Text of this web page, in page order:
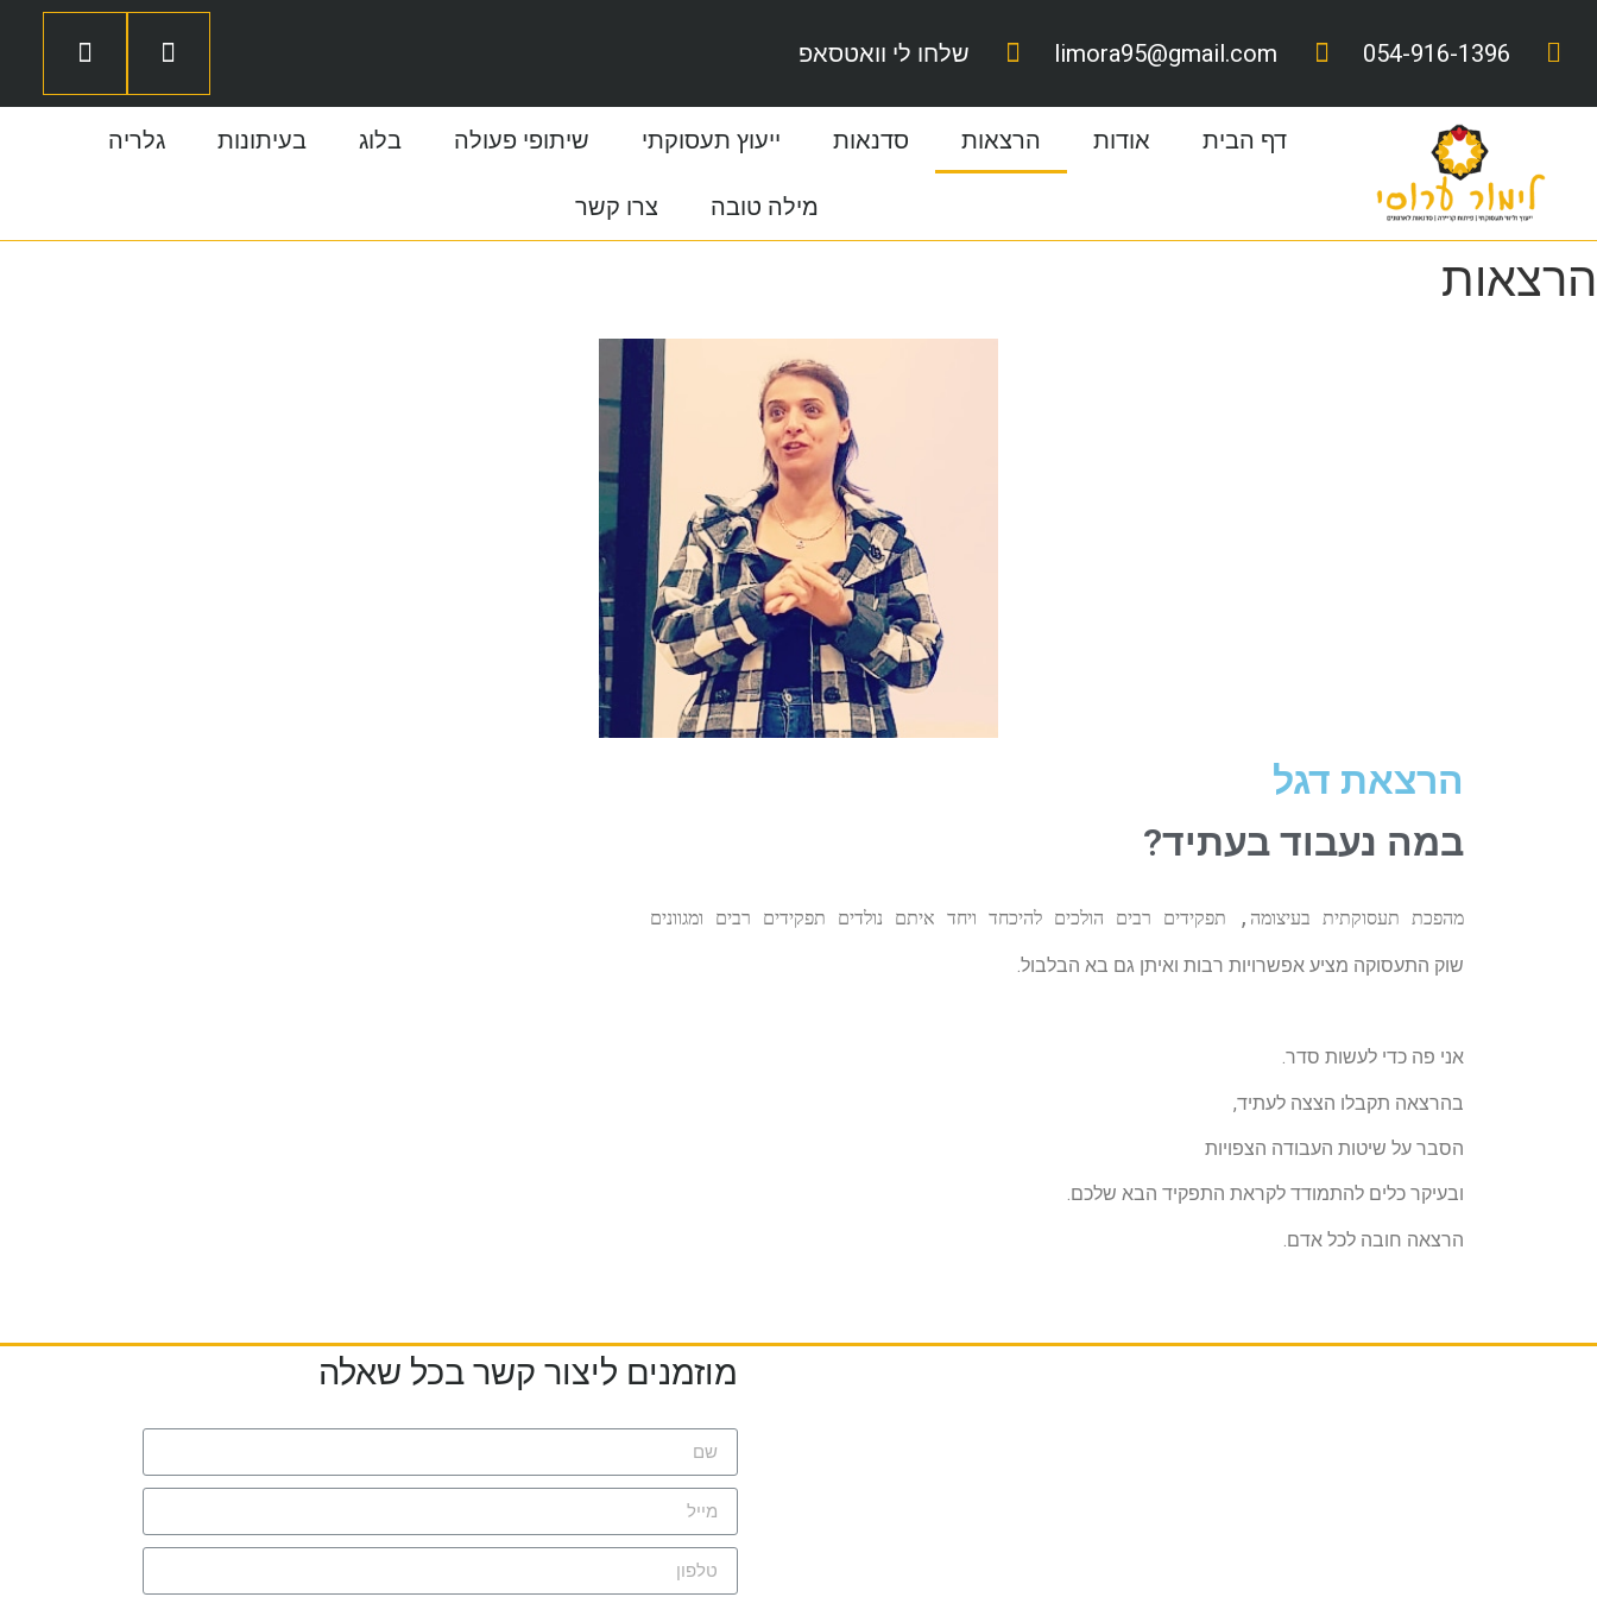
054-916-1396
limora95@gmail.com שלחו לי וואטסאפ
דף הבית אודות הרצאות סדנאות ייעוץ תעסוקתי שיתופי פעולה בלוג בעיתונות גלריה
מילה טובה צרו קשר
הרצאות
הרצאת דגל
במה נעבוד בעתיד?
מהפכת תעסוקתית בעיצומה, תפקידים רבים הולכים להיכחד ויחד איתם נולדים תפקידים רבים ומגוונים
שוק התעסוקה מציע אפשרויות רבות ואיתן גם בא הבלבול.
אני פה כדי לעשות סדר.
בהרצאה תקבלו הצצה לעתיד,
הסבר על שיטות העבודה הצפויות
ובעיקר כלים להתמודד לקראת התפקיד הבא שלכם.
הרצאה חובה לכל אדם.
מוזמנים ליצור קשר בכל שאלה